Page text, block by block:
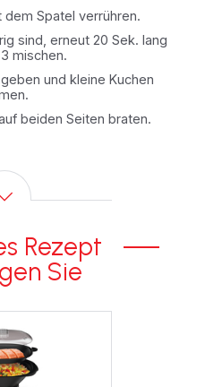
Spatel verrühren.
sind, erneut 20 Sek. lang
mischen.
und kleine Kuchen
beiden Seiten braten.
Rezept
Sie